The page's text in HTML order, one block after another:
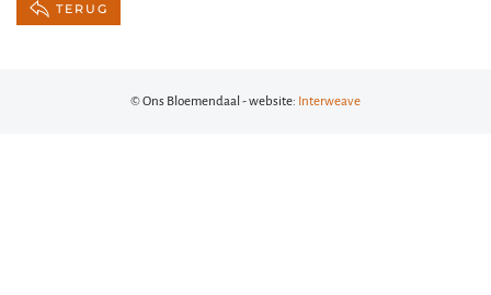
TERUG
© Ons Bloemendaal - website: Interweave